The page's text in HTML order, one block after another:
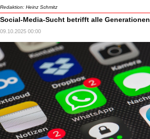
Redaktion: Heinz Schmitz
Social-Media-Sucht betrifft alle Generationen
09.10.2025 00:00